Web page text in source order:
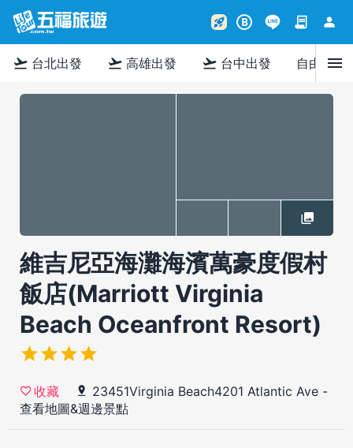
rocket_launch B contract person
flight_takeoff 台北出發 flight_takeoff 高雄出發 flight_takeoff 台中出發 自由行menu
維吉尼亞海灘海濱萬豪度假村
飯店(Marriott Virginia
Beach Oceanfront Resort)
收藏 23451Virginia Beach4201 Atlantic Ave -
查看地圖&週邊景點